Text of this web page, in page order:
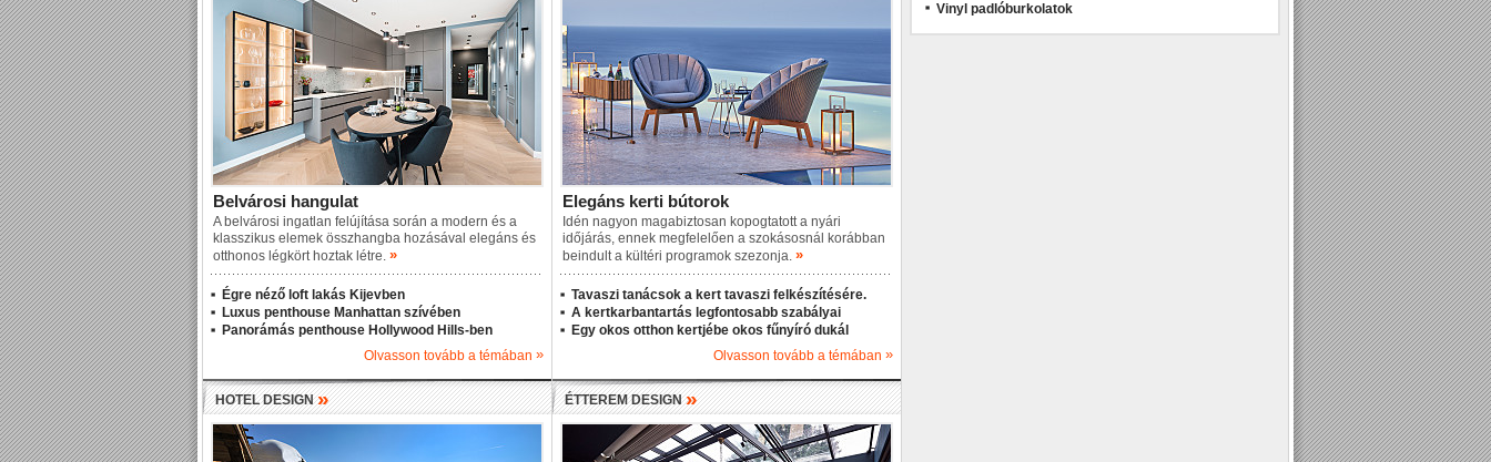
Belvárosi hangulat
A belvárosi ingatlan felújítása során a modern és a
klasszikus elemek összhangba hozásával elegáns és
otthonos légkört hoztak létre. »
Égre néző loft lakás Kijevben
Luxus penthouse Manhattan szívében
Panorámás penthouse Hollywood Hills-ben
Olvasson tovább a témában »
HOTEL DESIGN»
Elegáns kerti bútorok
Idén nagyon magabiztosan kopogtatott a nyári
időjárás, ennek megfelelően a szokásosnál korábban
beindult a kültéri programok szezonja. »
Tavaszi tanácsok a kert tavaszi felkészítésére.
A kertkarbantartás legfontosabb szabályai
Egy okos otthon kertjébe okos fűnyíró dukál
Olvasson tovább a témában »
ÉTTEREM DESIGN»
Vinyl padlóburkolatok